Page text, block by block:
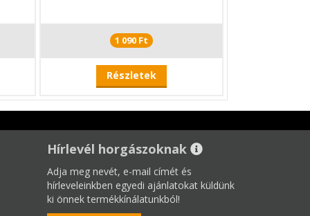
1 090 Ft
Részletek
Hírlevél horgászoknak
Adja meg nevét, e-mail címét és
hírleveleinkben egyedi ajánlatokat küldünk
ki önnek termékkínálatunkból!